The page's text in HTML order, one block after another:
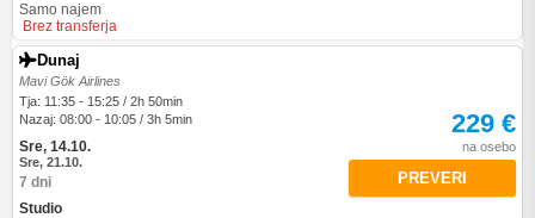
Samo najem
Brez transferja
Dunaj
Mavi Gök Airlines
Tja: 11:35 - 15:25 / 2h 50min
Nazaj: 08:00 - 10:05 / 3h 5min
Sre, 14.10.
Sre, 21.10.
7 dni
Studio
229 €
na osebo
PREVERI